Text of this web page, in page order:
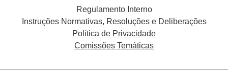
Regulamento Interno
Instruções Normativas, Resoluções e Deliberações
Política de Privacidade
Comissões Temáticas